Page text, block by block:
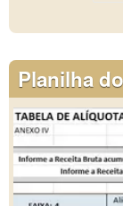
Planilha